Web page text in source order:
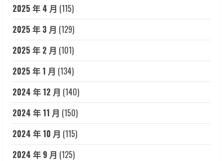
2025 年 4 月 (115)
2025 年 3 月 (129)
2025 年 2 月 (101)
2025 年 1 月 (134)
2024 年 12 月 (140)
2024 年 11 月 (150)
2024 年 10 月 (115)
2024 年 9 月 (125)